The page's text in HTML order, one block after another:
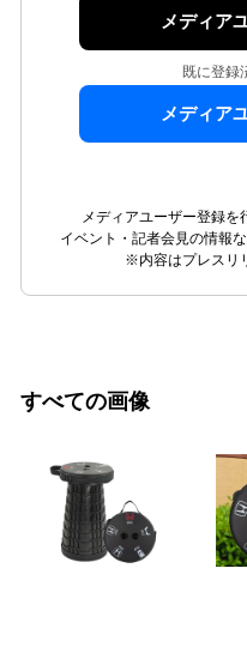
メディア
既に登録
メディア
メディアユーザー登録を
イベント・記者会見の情報
※内容はプレスリ
すべての画像